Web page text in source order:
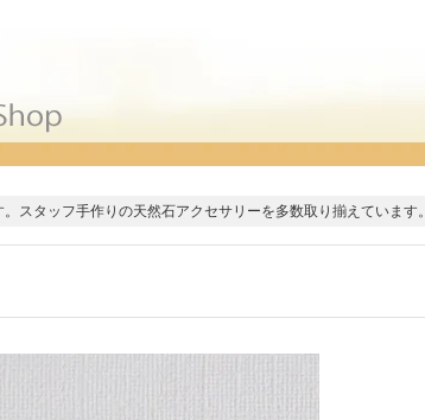
スタッフ手作りの天然石アクセサリーを多数取り揃えています。